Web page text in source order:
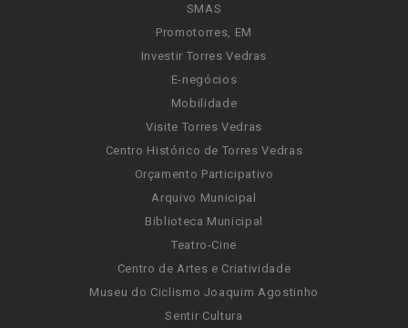
SMAS
Promotorres, EM
Investir Torres Vedras
E-negócios
Mobilidade
Visite Torres Vedras
Centro Histórico de Torres Vedras
Orçamento Participativo
Arquivo Municipal
Biblioteca Municipal
Teatro-Cine
Centro de Artes e Criatividade
Museu do Ciclismo Joaquim Agostinho
Sentir Cultura